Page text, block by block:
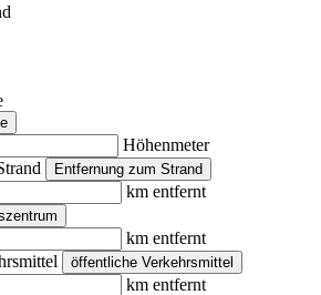
Höhenmeter
Entfernung zum Strand
km entfernt
km entfernt
öffentliche Verkehrsmittel
km entfernt